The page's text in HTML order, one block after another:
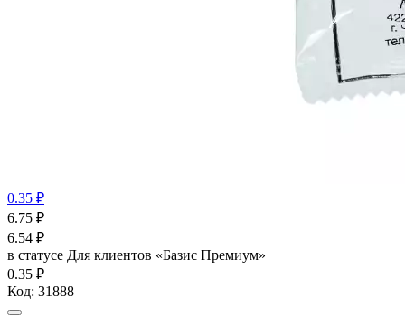
0.35 ₽
6.75 ₽
6.54 ₽
в статусе Для клиентов «Базис Премиум»
0.35 ₽
Код: 31888